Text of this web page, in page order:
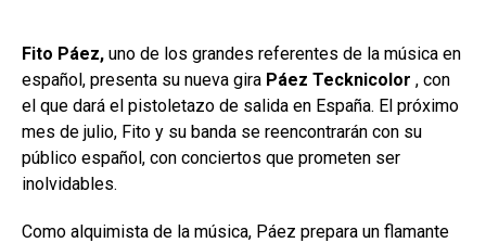
Fito Páez, uno de los grandes referentes de la música en
español, presenta su nueva gira Páez Tecknicolor , con
el que dará el pistoletazo de salida en España. El próximo
mes de julio, Fito y su banda se reencontrarán con su
público español, con conciertos que prometen ser
inolvidables.
Como alquimista de la música, Páez prepara un flamante